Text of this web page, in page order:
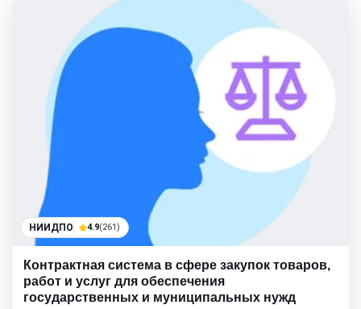
НИИДПО 4.9(261)
Контрактная система в сфере закупок товаров,
работ и услуг для обеспечения
государственных и муниципальных нужд